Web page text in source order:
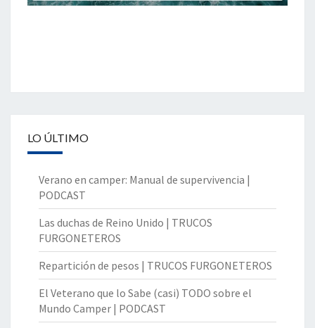
LO ÚLTIMO
Verano en camper: Manual de supervivencia |
PODCAST
Las duchas de Reino Unido | TRUCOS
FURGONETEROS
Repartición de pesos | TRUCOS FURGONETEROS
El Veterano que lo Sabe (casi) TODO sobre el
Mundo Camper | PODCAST